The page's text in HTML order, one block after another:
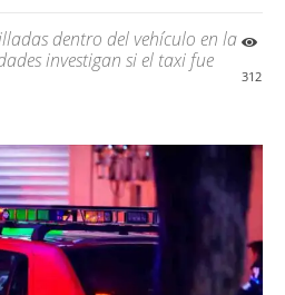
dentro del vehículo en la
investigan si el taxi fue
312